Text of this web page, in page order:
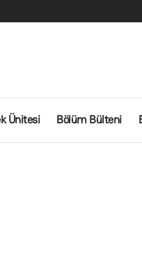
Ünitesi Bölüm Bülteni